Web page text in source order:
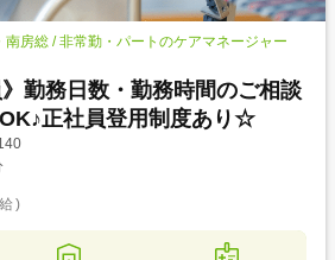
房総 / 非常勤・パートのケアマネージャー
》勤務日数・勤務時間のご相談
正社員登用制度あり☆
)